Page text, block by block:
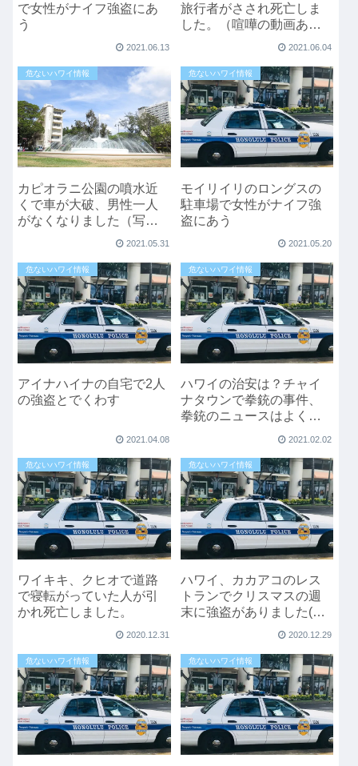
で女性がナイフ強盗にあ
う
2021.06.13
旅行者がさされ死亡しま
した。（喧嘩の動画あ
2021.06.04
危ないハワイ情報
カピオラニ公園の噴水近
くで車が大破、男性一人
がなくなりました（写真
2021.05.31
危ないハワイ情報
モイリイリのロングスの
駐車場で女性がナイフ強
盗にあう
2021.05.20
危ないハワイ情報
アイナハイナの自宅で2人
の強盗とでくわす
2021.04.08
危ないハワイ情報
ハワイの治安は？チャイ
ナタウンで拳銃の事件、
拳銃のニュースはよくあ
2021.02.02
危ないハワイ情報
ワイキキ、クヒオで道路
で寝転がっていた人が引
かれ死亡しました。
2020.12.31
危ないハワイ情報
ハワイ、カカアコのレス
トランでクリスマスの週
末に強盗がありました(動
2020.12.29
危ないハワイ情報 危ないハワイ情報